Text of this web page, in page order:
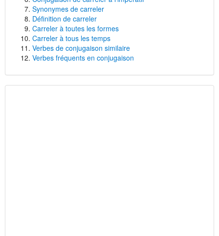
Synonymes de carreler
Définition de carreler
Carreler à toutes les formes
Carreler à tous les temps
Verbes de conjugaison similaire
Verbes fréquents en conjugaison